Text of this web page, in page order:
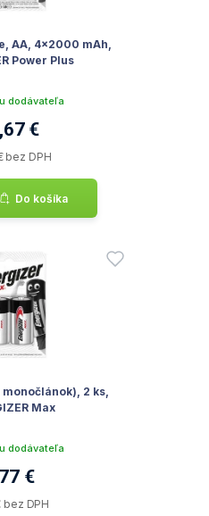
AA, 4x2000 mAh,
Power Plus
dodávateľa
€
bez DPH
Do košíka
2 ks,
Max
dodávateľa
€
bez DPH